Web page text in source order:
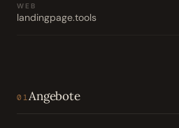
WEB
landingpage.tools
01 Angebote